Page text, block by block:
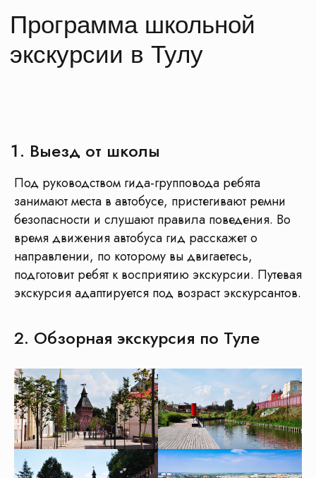
Выезд от школы
Под руководством гида-групповода ребята
занимают места в автобусе, пристегивают ремни
безопасности и слушают правила поведения. Во
время движения автобуса гид расскажет о
направлении, по которому вы двигаетесь,
подготовит ребят к восприятию экскурсии. Путевая
экскурсия адаптируется под возраст экскурсантов.
2. Обзорная экскурсия по Туле